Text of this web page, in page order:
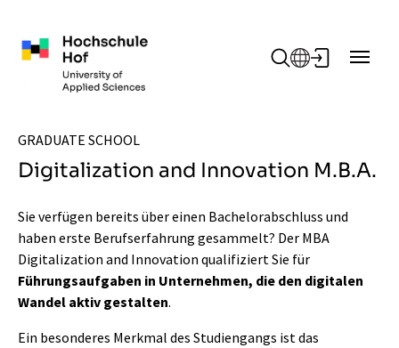
GRADUATE SCHOOL
Digitalization and Innovation M.B.A.
Sie verfügen bereits über einen Bachelorabschluss und
haben erste Berufserfahrung gesammelt? Der MBA
Digitalization and Innovation qualifiziert Sie für
Führungsaufgaben in Unternehmen, die den digitalen
Wandel aktiv gestalten.
Ein besonderes Merkmal des Studiengangs ist das